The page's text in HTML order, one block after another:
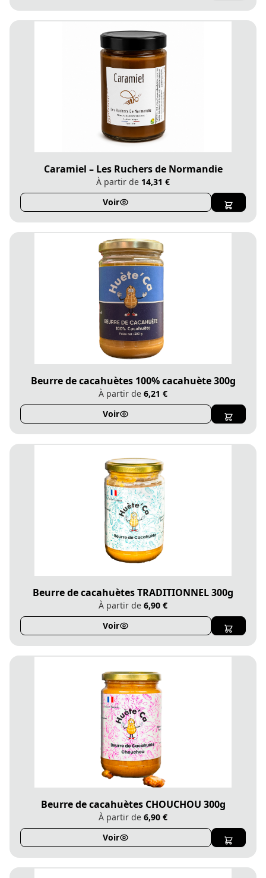
Caramiel – Les Ruchers de Normandie
À partir de 14,31 €
Voir
Beurre de cacahuètes 100% cacahuète 300g
À partir de 6,21 €
Voir
Beurre de cacahuètes TRADITIONNEL 300g
À partir de 6,90 €
Voir
Beurre de cacahuètes CHOUCHOU 300g
À partir de 6,90 €
Voir